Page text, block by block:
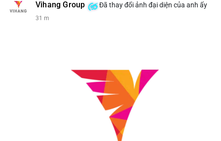
Vihang Group Đã thay đổi ảnh đại diện của anh ấy
31 m